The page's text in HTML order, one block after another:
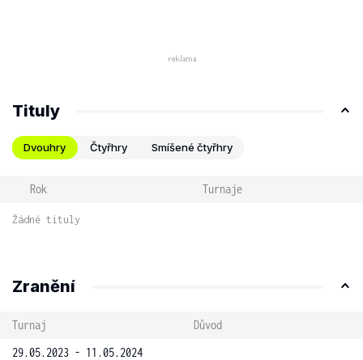
Tituly
Dvouhry Čtyřhry Smíšené čtyřhry
Rok Turnaje
Žádné tituly
Zranění
Turnaj
Důvod
29.05.2023 - 11.05.2024